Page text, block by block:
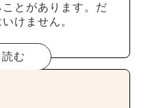
とがあります。だ
けません。
む